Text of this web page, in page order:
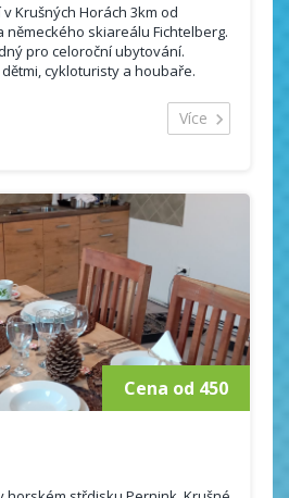
Krušných Horách 3km od
německého skiareálu Fichtelberg.
pro celoroční ubytování.
cykloturisty a houbaře.
Více
Cena od 450